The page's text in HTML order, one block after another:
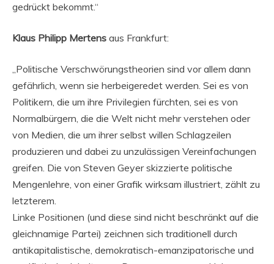
gedrückt bekommt.“
Klaus Philipp Mertens aus Frankfurt:
„Politische Verschwörungstheorien sind vor allem dann
gefährlich, wenn sie herbeigeredet werden. Sei es von
Politikern, die um ihre Privilegien fürchten, sei es von
Normalbürgern, die die Welt nicht mehr verstehen oder
von Medien, die um ihrer selbst willen Schlagzeilen
produzieren und dabei zu unzulässigen Vereinfachungen
greifen. Die von Steven Geyer skizzierte politische
Mengenlehre, von einer Grafik wirksam illustriert, zählt zu
letzterem.
Linke Positionen (und diese sind nicht beschränkt auf die
gleichnamige Partei) zeichnen sich traditionell durch
antikapitalistische, demokratisch-emanzipatorische und